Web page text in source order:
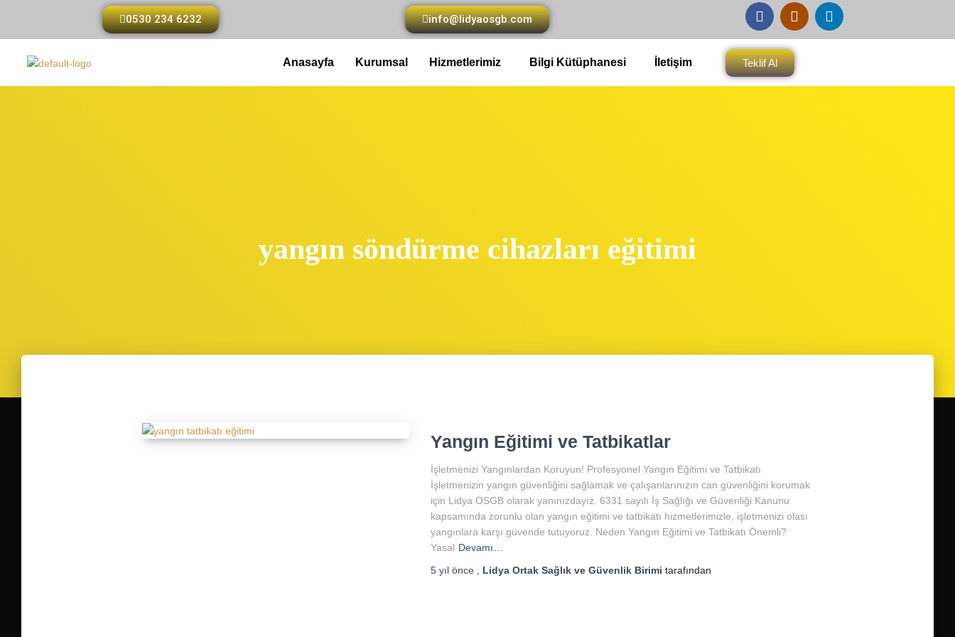
0530 234 6232 info@lidyaosgb.com
Anasayfa Kurumsal Hizmetlerimiz Bilgi Kütüphanesi İletişim Teklif Al
yangın söndürme cihazları eğitimi
Yangın Eğitimi ve Tatbikatlar
İşletmenizi Yangınlardan Koruyun! Profesyonel Yangın Eğitimi ve Tatbikatı
İşletmenizin yangın güvenliğini sağlamak ve çalışanlarınızın can güvenliğini korumak
için Lidya OSGB olarak yanınızdayız. 6331 sayılı İş Sağlığı ve Güvenliği Kanunu
kapsamında zorunlu olan yangın eğitimi ve tatbikatı hizmetlerimizle, işletmenizi olası
yangınlara karşı güvende tutuyoruz. Neden Yangın Eğitimi ve Tatbikatı Önemli?
Yasal Devamı…
5 yılönce Lidya Ortak Sağlık ve Güvenlik Birimi tarafından